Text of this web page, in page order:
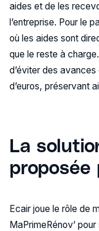
aides et de les
l’entreprise. Pour le
où les aides sont
que le reste à
d’éviter des
d’euros, préservant
La
proposée
Ecair joue le rôle de
MaPrimeRénov’